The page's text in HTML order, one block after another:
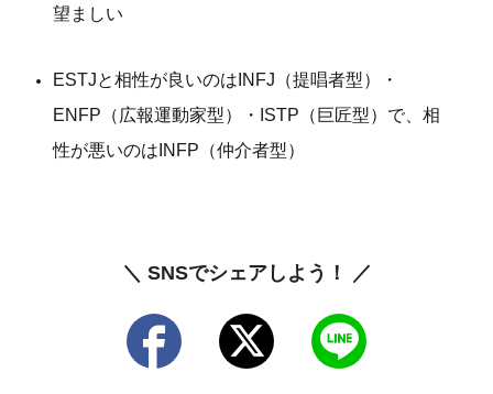
望ましい
ESTJと相性が良いのはINFJ（提唱者型）・
ENFP（広報運動家型）・ISTP（巨匠型）で、相
性が悪いのはINFP（仲介者型）
＼ SNSでシェアしよう！ ／